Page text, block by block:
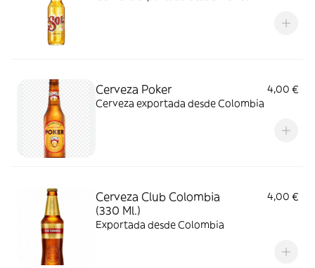
Cerveza Poker
4,00 €
Cerveza exportada desde Colombia
Cerveza Club Colombia
(330 Ml.)
4,00 €
Exportada desde Colombia